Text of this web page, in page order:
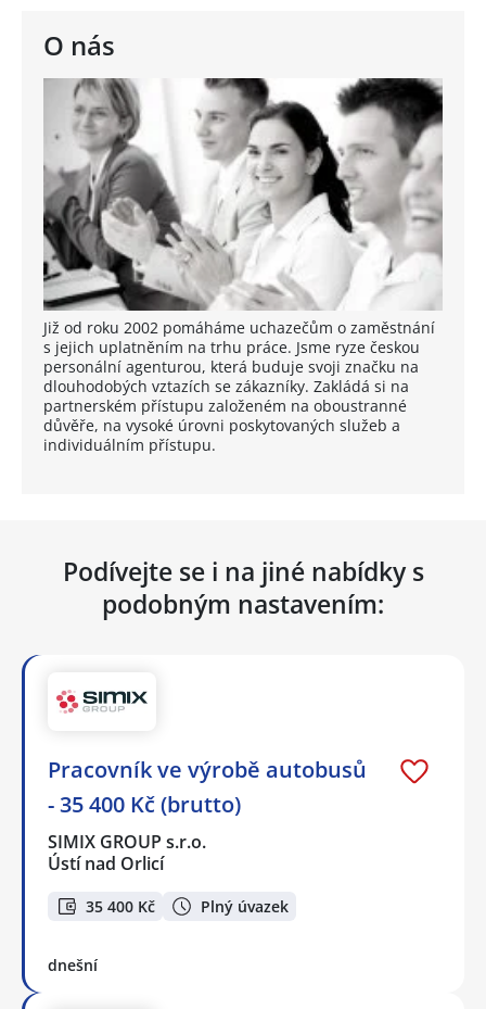
O nás
Již od roku 2002 pomáháme uchazečům o zaměstnání
s jejich uplatněním na trhu práce. Jsme ryze českou
personální agenturou, která buduje svoji značku na
dlouhodobých vztazích se zákazníky. Zakládá si na
partnerském přístupu založeném na oboustranné
důvěře, na vysoké úrovni poskytovaných služeb a
individuálním přístupu.
Podívejte se i na jiné nabídky s
podobným nastavením:
Pracovník ve výrobě autobusů
- 35 400 Kč (brutto)
SIMIX GROUP s.r.o.
Ústí nad Orlicí
35 400 Kč Plný úvazek
dnešní